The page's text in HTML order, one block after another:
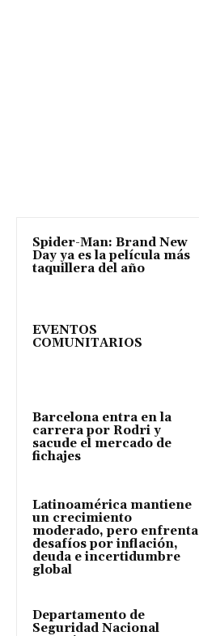
Spider-Man: Brand New
Day ya es la película más
taquillera del año
EVENTOS
COMUNITARIOS
Barcelona entra en la
carrera por Rodri y
sacude el mercado de
fichajes
Latinoamérica mantiene
un crecimiento
moderado, pero enfrenta
desafíos por inflación,
deuda e incertidumbre
global
Departamento de
Seguridad Nacional